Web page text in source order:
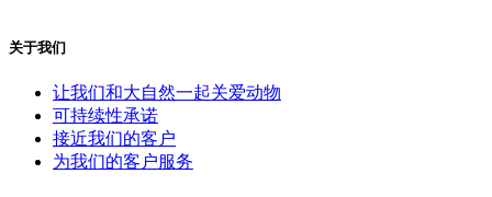
关于我们
让我们和大自然一起关爱动物
可持续性承诺
接近我们的客户
为我们的客户服务